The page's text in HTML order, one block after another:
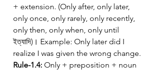
+ extension. (Only after, only later,
only once, only rarely, only recently,
only then, only when, only until
ইত্যাদি)। Example: Only later did I
realize I was given the wrong change.
Rule-1.4: Only + preposition + noun